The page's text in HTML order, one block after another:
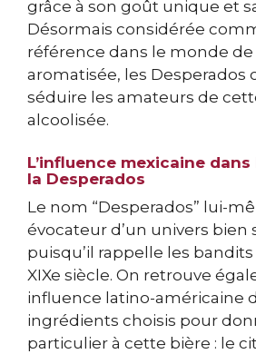
grâce à son goût unique et
Désormais considérée
référence dans le monde de
aromatisée, les Desperados
séduire les amateurs de
alcoolisée.
L’influence mexicaine
la Desperados
Le nom “Desperados” lui-
évocateur d’un univers bien
puisqu’il rappelle les
XIXe siècle. On retrouve
influence latino-américaine
ingrédients choisis pour
particulier à cette bière : le